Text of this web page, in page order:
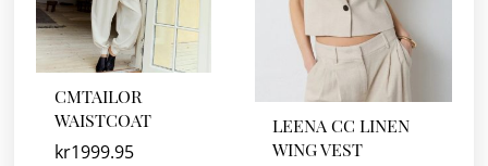
CMTAILOR
WAISTCOAT
kr1999.95
LEENA CC LINEN
WING VEST